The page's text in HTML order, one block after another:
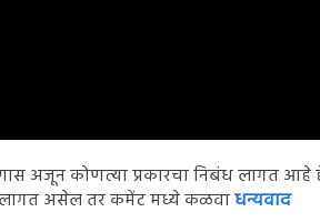
अजून कोणत्या प्रकारचा निबंध लागत आहे
लागत असेल तर कमेंट मध्ये कळवाधन्यवाद